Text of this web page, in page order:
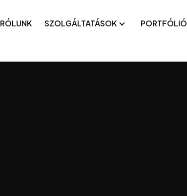
RÓLUNK SZOLGÁLTATÁSOK PORTFÓLIÓ